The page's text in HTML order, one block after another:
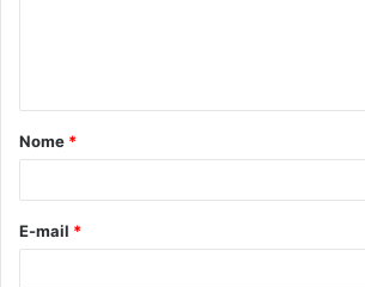
Nome *
E-mail *